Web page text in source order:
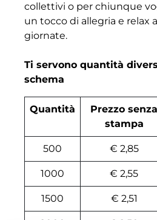
collettivi o per chiunque
un tocco di allegria e relax
giornate.
Ti servono quantità
schema
Quantità
Prezzo senza
stampa
500 € 2,85
1000 € 2,55
1500 € 2,51